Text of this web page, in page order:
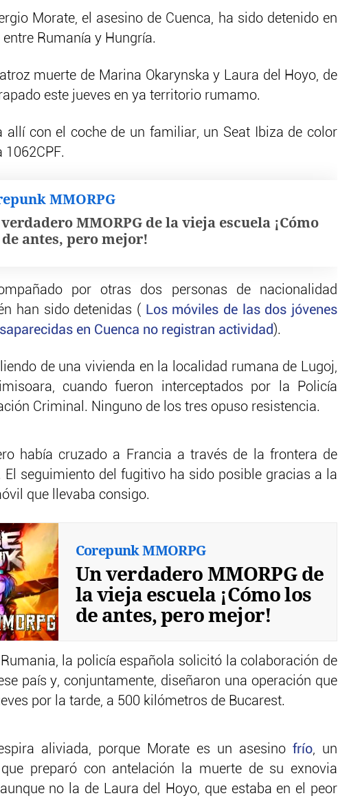
Morate, el asesino de Cuenca, ha sido detenido en
entre Rumanía y Hungría.
muerte de Marina Okarynska y Laura del Hoyo, de
este jueves en ya territorio rumamo.
allí con el coche de un familiar, un Seat Ibiza de color
1062CPF.
MMORPG
MMORPG de la vieja escuela ¡Cómo
antes, pero mejor!
por otras dos personas de nacionalidad
han sido detenidas ( Los móviles de las dos jóvenes
en Cuenca no registran actividad ).
de una vivienda en la localidad rumana de Lugoj,
cuando fueron interceptados por la Policía
Criminal. Ninguno de los tres opuso resistencia.
había cruzado a Francia a través de la frontera de
El seguimiento del fugitivo ha sido posible gracias a la
que llevaba consigo.
Corepunk MMORPG
Un verdadero MMORPG de
la vieja escuela ¡Cómo los
de antes, pero mejor!
la policía española solicitó la colaboración de
país y, conjuntamente, diseñaron una operación que
por la tarde, a 500 kilómetros de Bucarest.
aliviada, porque Morate es un asesino frío , un
preparó con antelación la muerte de su exnovia
no la de Laura del Hoyo, que estaba en el peor